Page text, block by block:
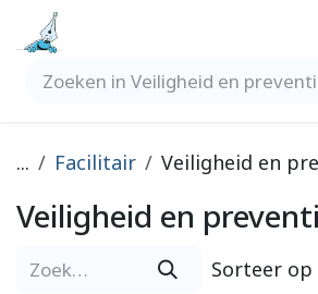
Overslaan naar inhoud
... Facilitair Veiligheid en
Veiligheid en
Sorteer op